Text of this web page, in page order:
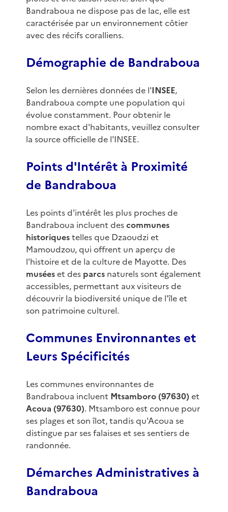
Bandraboua ne dispose pas de lac, elle est
caractérisée par un environnement côtier
avec des récifs coralliens.
Démographie de Bandraboua
Selon les dernières données de l'INSEE,
Bandraboua compte une population qui
évolue constamment. Pour obtenir le
nombre exact d'habitants, veuillez consulter
la source officielle de l'INSEE.
Points d'Intérêt à Proximité
de Bandraboua
Les points d'intérêt les plus proches de
Bandraboua incluent descommunes
historiquestelles que Dzaoudzi et
Mamoudzou, qui offrent un aperçu de
l'histoire et de la culture de Mayotte. Des
muséeset des parcsnaturels sont également
accessibles, permettant aux visiteurs de
découvrir la biodiversité unique de l'île et
son patrimoine culturel.
Communes Environnantes et
Leurs Spécificités
Les communes environnantes de
Bandraboua incluent Mtsamboro (97630) et
Acoua (97630). Mtsamboro est connue pour
ses plages et son îlot, tandis qu'Acoua se
distingue par ses falaises et ses sentiers de
randonnée.
Démarches Administratives à
Bandraboua